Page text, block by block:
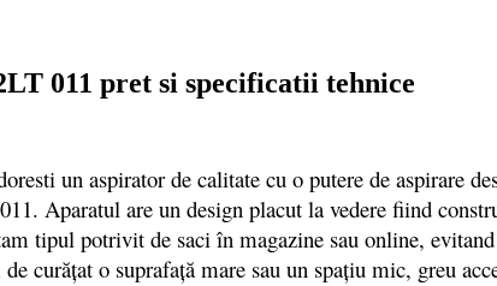
011 pret si specificatii tehnice
un aspirator de calitate cu o putere de aspirare
Aparatul are un design placut la vedere fiind
tipul potrivit de saci în magazine sau online,
curăţat o suprafaţă mare sau un spaţiu mic, greu